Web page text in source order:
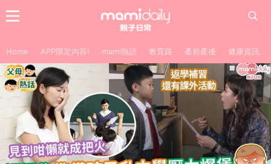
Home APP限定內容! mami熱話 教育路 產前產後 健康資訊